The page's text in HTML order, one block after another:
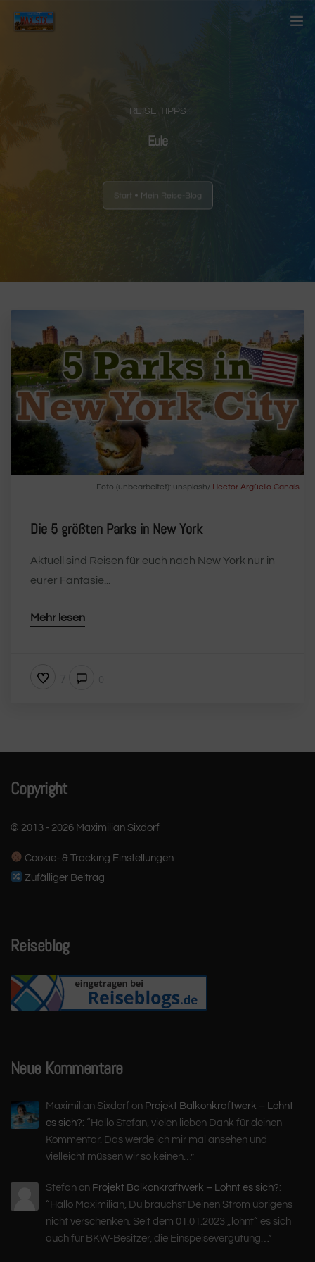
REISE-TIPPS
Eule
Start Mein Reise-Blog
Foto (unbearbeitet): unsplash/ Hector Argüello Canals
Die 5 größten Parks in New York
Aktuell sind Reisen für euch nach New York nur in
eurer Fantasie...
Mehr lesen
Copyright
© 2013 - 2026 Maximilian Sixdorf
Cookie- & Tracking Einstellungen
Zufälliger Beitrag
Reiseblog
Neue Kommentare
Maximilian Sixdorf on Projekt Balkonkraftwerk – Lohnt
es sich?: “ Hallo Stefan, vielen lieben Dank für deinen
Kommentar. Das werde ich mir mal ansehen und
vielleicht müssen wir so keinen… ”
Stefan on Projekt Balkonkraftwerk – Lohnt es sich?:
“ Hallo Maximilian, Du brauchst Deinen Strom übrigens
nicht verschenken. Seit dem 01.01.2023 „lohnt“ es sich
auch für BKW-Besitzer, die Einspeisevergütung… ”